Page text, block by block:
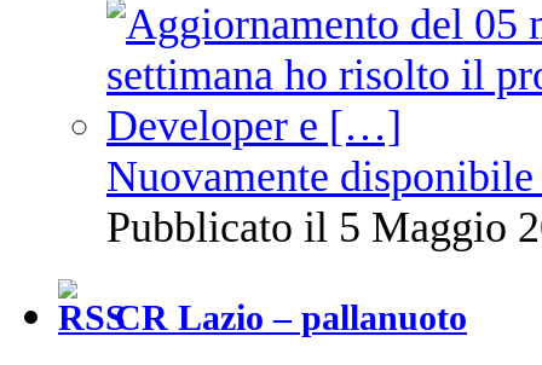
Nuovamente
Pubblicato il 5 Maggio
CR Lazio – pallanuoto